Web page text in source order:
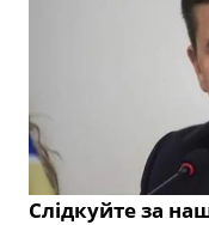
Слідкуйте за